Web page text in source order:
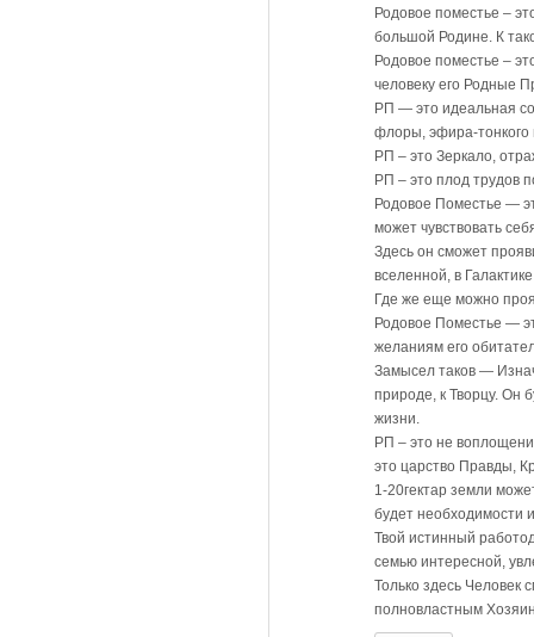
Родовое поместье –
большой Родине. К
Родовое поместье –
человеку его Родные
РП — это идеальная
флоры, эфира-тонкого
РП – это Зеркало,
РП – это плод трудов
Родовое Поместье —
может чувствовать
Здесь он сможет
вселенной, в
Где же еще можно
Родовое Поместье —
желаниям его
Замысел таков —
природе, к Творцу. Он
жизни.
РП – это не
это царство Правды,
1-20гектар земли
будет необходимости
Твой истинный
семью интересной,
Только здесь Человек
полновластным